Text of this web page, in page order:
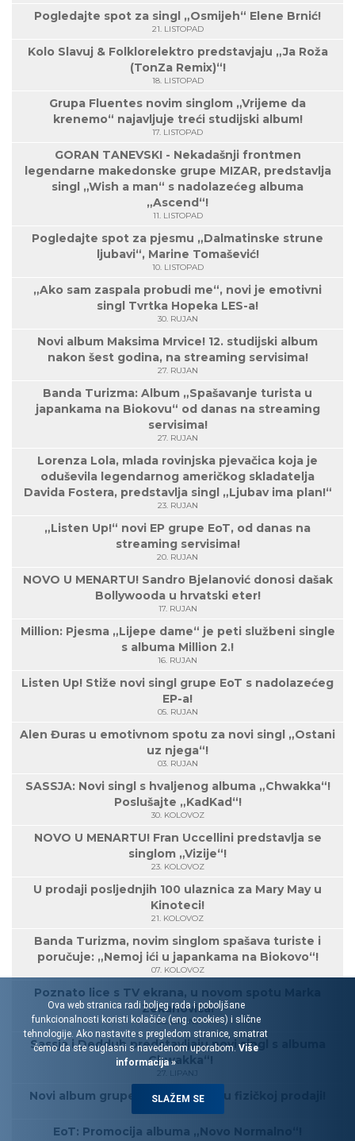
Pogledajte spot za singl „Osmijeh“ Elene Brnić!
21. LISTOPAD
Kolo Slavuj & Folklorelektro predstavjaju „Ja Roža
(TonZa Remix)“!
18. LISTOPAD
Grupa Fluentes novim singlom „Vrijeme da
krenemo“ najavljuje treći studijski album!
17. LISTOPAD
GORAN TANEVSKI - Nekadašnji frontmen
legendarne makedonske grupe MIZAR, predstavlja
singl „Wish a man“ s nadolazećeg albuma
„Ascend“!
11. LISTOPAD
Pogledajte spot za pjesmu „Dalmatinske strune
ljubavi“, Marine Tomašević!
10. LISTOPAD
„Ako sam zaspala probudi me“, novi je emotivni
singl Tvrtka Hopeka LES-a!
30. RUJAN
Novi album Maksima Mrvice! 12. studijski album
nakon šest godina, na streaming servisima!
27. RUJAN
Banda Turizma: Album „Spašavanje turista u
japankama na Biokovu“ od danas na streaming
servisima!
27. RUJAN
Lorenza Lola, mlada rovinjska pjevačica koja je
oduševila legendarnog američkog skladatelja
Davida Fostera, predstavlja singl „Ljubav ima plan!“
23. RUJAN
„Listen Up!“ novi EP grupe EoT, od danas na
streaming servisima!
20. RUJAN
NOVO U MENARTU! Sandro Bjelanović donosi dašak
Bollywooda u hrvatski eter!
17. RUJAN
Million: Pjesma „Lijepe dame“ je peti službeni single
s albuma Million 2.!
16. RUJAN
Listen Up! Stiže novi singl grupe EoT s nadolazećeg
EP-a!
05. RUJAN
Alen Đuras u emotivnom spotu za novi singl „Ostani
uz njega“!
03. RUJAN
SASSJA: Novi singl s hvaljenog albuma „Chwakka“!
Poslušajte „KadKad“!
30. KOLOVOZ
NOVO U MENARTU! Fran Uccellini predstavlja se
singlom „Vizije“!
23. KOLOVOZ
U prodaji posljednjih 100 ulaznica za Mary May u
Kinoteci!
21. KOLOVOZ
Banda Turizma, novim singlom spašava turiste i
poručuje: „Nemoj ići u japankama na Biokovo“!
07. KOLOVOZ
Poznato lice s TV ekrana, u novom spotu Marka
Zekanovića!
28. LIPANJ
Sassja i Dedduh predstavljaju novi singl s albuma
„Chwakka“!
27. LIPANJ
Novi album grupe EoT od danas u fizičkoj prodaji!
EoT: Promocija albuma „Novo Normalno“!
Ova web stranica radi boljeg rada i poboljšane
funkcionalnosti koristi kolačiće (eng. cookies) i slične
tehnologije. Ako nastavite s pregledom stranice, smatrat
ćemo da ste suglasni s navedenom uporabom. Više
informacija »
SLAŽEM SE